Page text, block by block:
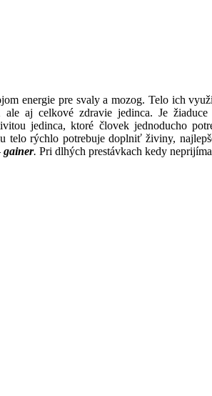
energie pre svaly a mozog. Telo ich
ale aj celkové zdravie jedinca. Je
jedinca, ktoré človek jednoducho
telo rýchlo potrebuje doplniť živiny,
gainer. Pri dlhých prestávkach kedy